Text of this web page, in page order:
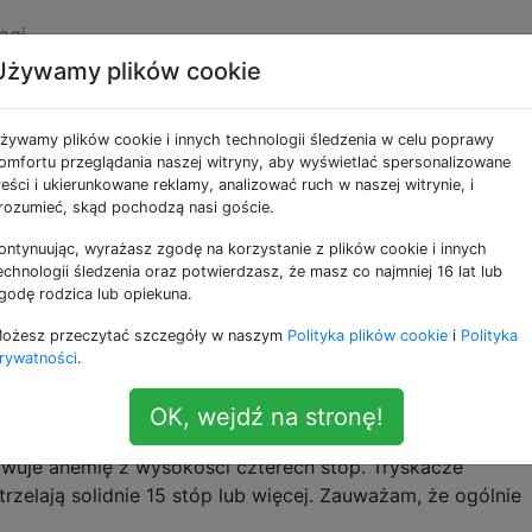
jako water-pressure
wody pod prysznicem?
dom. Ma dwie łazienki, a ciśnienie wody w obu jest
aby zwiększyć presję?
moim domu jest wyraźnie niższe niż u moich
(3 lata) w nowej inwestycji. Mam system wodny PEX,
sąsiedzi). Dlatego na moim podwórku zgasiłem
anemię z wysokości czterech stóp. Tryskacze
solidnie 15 stóp lub więcej. Zauważam, że ogólnie
plików cookie
plików cookie i innych technologii śledzenia w celu poprawy
przeglądania naszej witryny, aby wyświetlać spersonalizowane
i ukierunkowane reklamy, analizować ruch w naszej witrynie, i
skąd pochodzą nasi goście.
wyrażasz zgodę na korzystanie z plików cookie i innych
śledzenia oraz potwierdzasz, że masz co najmniej 16 lat lub
rodzica lub opiekuna.
przeczytać szczegóły w naszym Polityka plików cookie i Polityka
.
OK, wejdź na stronę!